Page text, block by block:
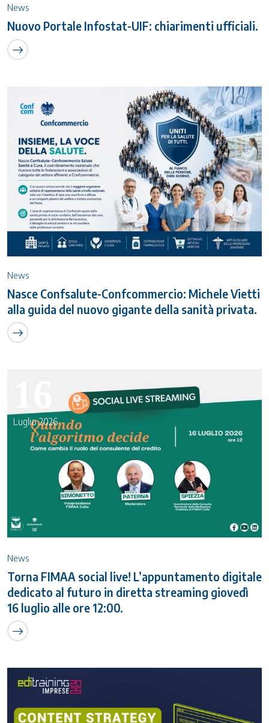
News
Nuovo Portale Infostat-UIF: chiarimenti ufficiali.
News
Nasce Confsalute-Confcommercio: Michele Vietti
alla guida del nuovo gigante della sanità privata.
Luglio 2026
News
Torna FIMAA social live! L’appuntamento digitale
dedicato al futuro in diretta streaming giovedì
16 luglio alle ore 12:00.